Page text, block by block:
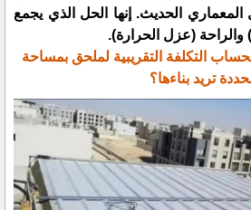
المعماري الحديث. إنها الحل الذي يجمع
(عزل الحرارة).
التكلفة التقريبية لملحق بمساحة
تريد بناءها؟